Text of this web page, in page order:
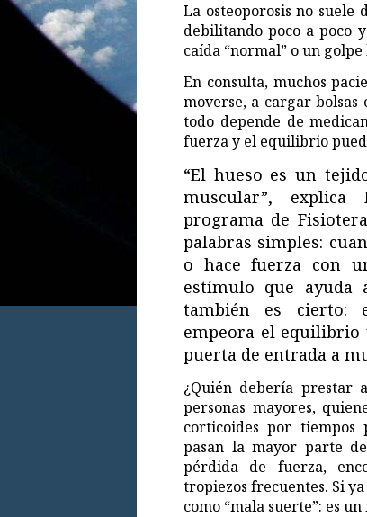
La osteoporosis no suele
debilitando poco a poco
caída “normal” o un
En consulta, muchos
moverse, a cargar bolsas
todo depende de
fuerza y el equilibrio
“El hueso es un
muscular”, explica
programa de
palabras simples:
o hace fuerza con
estímulo que ayuda
también es cierto:
empeora el equilibrio
puerta de entrada a
¿Quién debería prestar
personas mayores,
corticoides por tiempos
pasan la mayor parte
pérdida de fuerza,
tropiezos frecuentes. Si
como “mala suerte”: es